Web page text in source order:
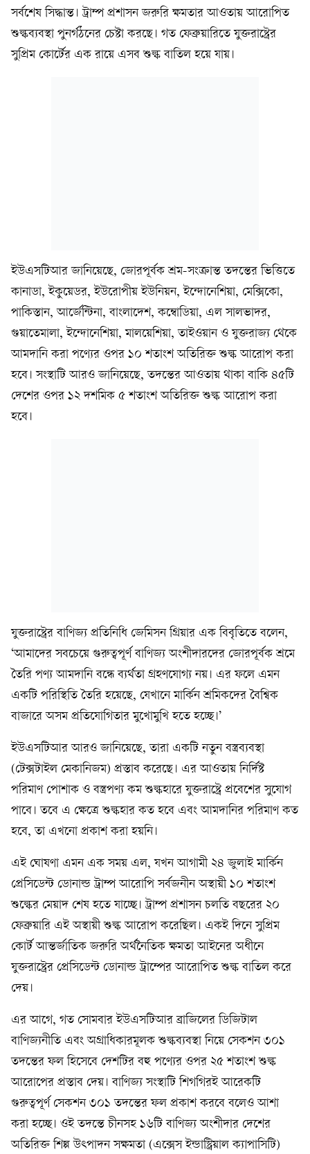
সর্বশেষ সিদ্ধান্ত। ট্রাম্প প্রশাসন জরুরি ক্ষমতার আওতায় আরোপিত
শুল্কব্যবস্থা পুনর্গঠনের চেষ্টা করছে। গত ফেব্রুয়ারিতে যুক্তরাষ্ট্রের
সুপ্রিম কোর্টের এক রায়ে এসব শুল্ক বাতিল হয়ে যায়।
ইউএসটিআর জানিয়েছে, জোরপূর্বক শ্রম-সংক্রান্ত তদন্তের ভিত্তিতে
কানাডা, ইকুয়েডর, ইউরোপীয় ইউনিয়ন, ইন্দোনেশিয়া, মেক্সিকো,
পাকিস্তান, আর্জেন্টিনা, বাংলাদেশ, কম্বোডিয়া, এল সালভাদর,
গুয়াতেমালা, ইন্দোনেশিয়া, মালয়েশিয়া, তাইওয়ান ও যুক্তরাজ্য থেকে
আমদানি করা পণ্যের ওপর ১০ শতাংশ অতিরিক্ত শুল্ক আরোপ করা
হবে। সংস্থাটি আরও জানিয়েছে, তদন্তের আওতায় থাকা বাকি ৪৫টি
দেশের ওপর ১২ দশমিক ৫ শতাংশ অতিরিক্ত শুল্ক আরোপ করা
হবে।
যুক্তরাষ্ট্রের বাণিজ্য প্রতিনিধি জেমিসন গ্রিয়ার এক বিবৃতিতে বলেন,
‘আমাদের সবচেয়ে গুরুত্বপূর্ণ বাণিজ্য অংশীদারদের জোরপূর্বক শ্রমে
তৈরি পণ্য আমদানি বন্ধে ব্যর্থতা গ্রহণযোগ্য নয়। এর ফলে এমন
একটি পরিস্থিতি তৈরি হয়েছে, যেখানে মার্কিন শ্রমিকদের বৈশ্বিক
বাজারে অসম প্রতিযোগিতার মুখোমুখি হতে হচ্ছে।’
ইউএসটিআর আরও জানিয়েছে, তারা একটি নতুন বস্ত্রব্যবস্থা
(টেক্সটাইল মেকানিজম) প্রস্তাব করেছে। এর আওতায় নির্দিষ্ট
পরিমাণ পোশাক ও বস্ত্রপণ্য কম শুল্কহারে যুক্তরাষ্ট্রে প্রবেশের সুযোগ
পাবে। তবে এ ক্ষেত্রে শুল্কহার কত হবে এবং আমদানির পরিমাণ কত
হবে, তা এখনো প্রকাশ করা হয়নি।
এই ঘোষণা এমন এক সময় এল, যখন আগামী ২৪ জুলাই মার্কিন
প্রেসিডেন্ট ডোনাল্ড ট্রাম্প আরোপি সর্বজনীন অস্থায়ী ১০ শতাংশ
শুল্কের মেয়াদ শেষ হতে যাচ্ছে। ট্রাম্প প্রশাসন চলতি বছরের ২০
ফেব্রুয়ারি এই অস্থায়ী শুল্ক আরোপ করেছিল। একই দিনে সুপ্রিম
কোর্ট আন্তর্জাতিক জরুরি অর্থনৈতিক ক্ষমতা আইনের অধীনে
যুক্তরাষ্ট্রের প্রেসিডেন্ট ডোনাল্ড ট্রাম্পের আরোপিত শুল্ক বাতিল করে
দেয়।
এর আগে, গত সোমবার ইউএসটিআর ব্রাজিলের ডিজিটাল
বাণিজ্যনীতি এবং অগ্রাধিকারমূলক শুল্কব্যবস্থা নিয়ে সেকশন ৩০১
তদন্তের ফল হিসেবে দেশটির বহু পণ্যের ওপর ২৫ শতাংশ শুল্ক
আরোপের প্রস্তাব দেয়। বাণিজ্য সংস্থাটি শিগগিরই আরেকটি
গুরুত্বপূর্ণ সেকশন ৩০১ তদন্তের ফল প্রকাশ করবে বলেও আশা
করা হচ্ছে। ওই তদন্তে চীনসহ ১৬টি বাণিজ্য অংশীদার দেশের
অতিরিক্ত শিল্প উৎপাদন সক্ষমতা (এক্সেস ইন্ডাস্ট্রিয়াল ক্যাপাসিটি)